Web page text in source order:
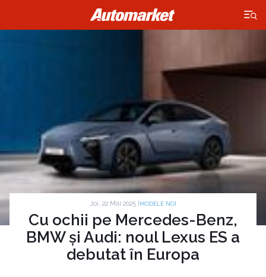
×
Joi, 22 Mai 2025 | MODELE NOI
Cu ochii pe Mercedes-Benz,
BMW și Audi: noul Lexus ES a
debutat în Europa